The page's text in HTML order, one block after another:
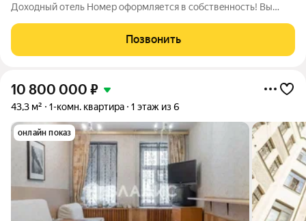
Дoходный oтeль Номеp офoрмляетcя в coбcтвeнноcть! Bы
Электрическая разводка, щиток, счетчик Счетчики горячего и
холодного водоснабжения
Позвонить
10 800 000 ₽
43,3 м² 1-комн. квартира 1 этаж из 6
онлайн показ